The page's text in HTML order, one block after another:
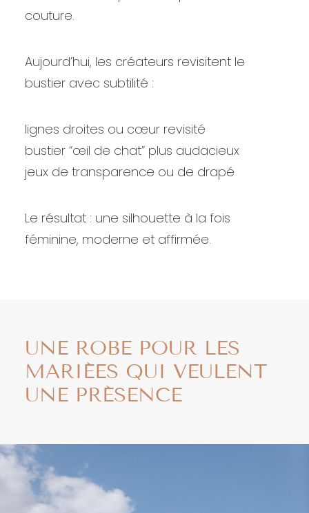
couture.
Aujourd’hui, les créateurs revisitent le
bustier avec subtilité :
lignes droites ou cœur revisité
bustier “œil de chat” plus audacieux
jeux de transparence ou de drapé
Le résultat : une silhouette à la fois
féminine, moderne et affirmée.
UNE ROBE POUR LES
MARIÉES QUI VEULENT
UNE PRÉSENCE